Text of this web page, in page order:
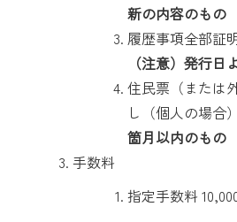
新の内容のもの
履歴事項全部証
（注意）発行
住民票（または
し（個人の場合）
箇月以内のもの
手数料
指定手数料